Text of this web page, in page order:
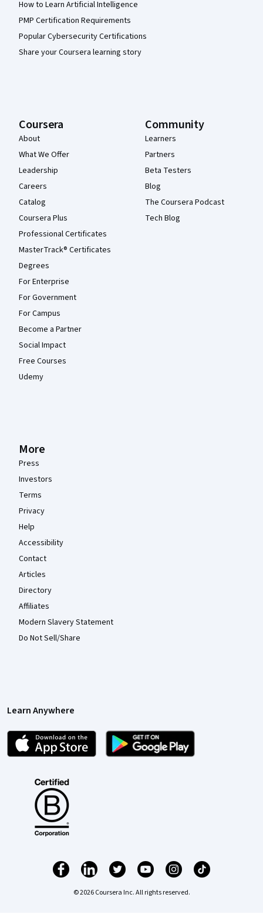
How to Learn Artificial Intelligence
PMP Certification Requirements
Popular Cybersecurity Certifications
Share your Coursera learning story
Coursera
About
What We Offer
Leadership
Careers
Catalog
Coursera Plus
Professional Certificates
MasterTrack® Certificates
Degrees
For Enterprise
For Government
For Campus
Become a Partner
Social Impact
Free Courses
Udemy
Community
Learners
Partners
Beta Testers
Blog
The Coursera Podcast
Tech Blog
More
Press
Investors
Terms
Privacy
Help
Accessibility
Contact
Articles
Directory
Affiliates
Modern Slavery Statement
Do Not Sell/Share
Learn Anywhere
© 2026 Coursera Inc. All rights reserved.